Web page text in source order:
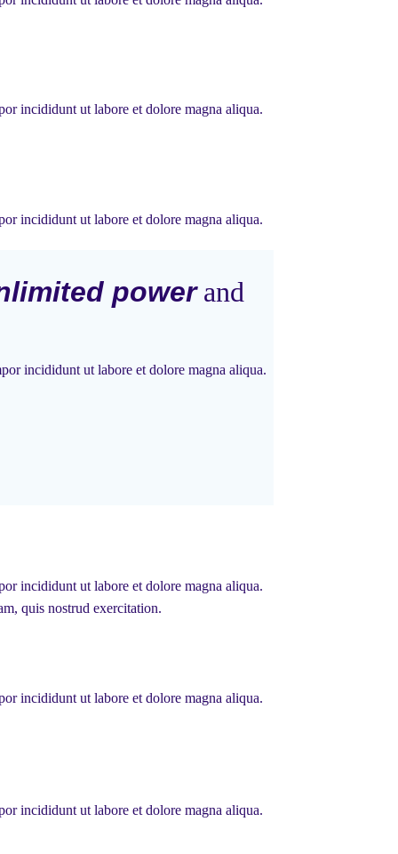
incididunt ut labore et dolore magna aliqua.
incididunt ut labore et dolore magna aliqua.
powerand
incididunt ut labore et dolore magna aliqua.
incididunt ut labore et dolore magna aliqua.
quis nostrud exercitation.
incididunt ut labore et dolore magna aliqua.
incididunt ut labore et dolore magna aliqua.